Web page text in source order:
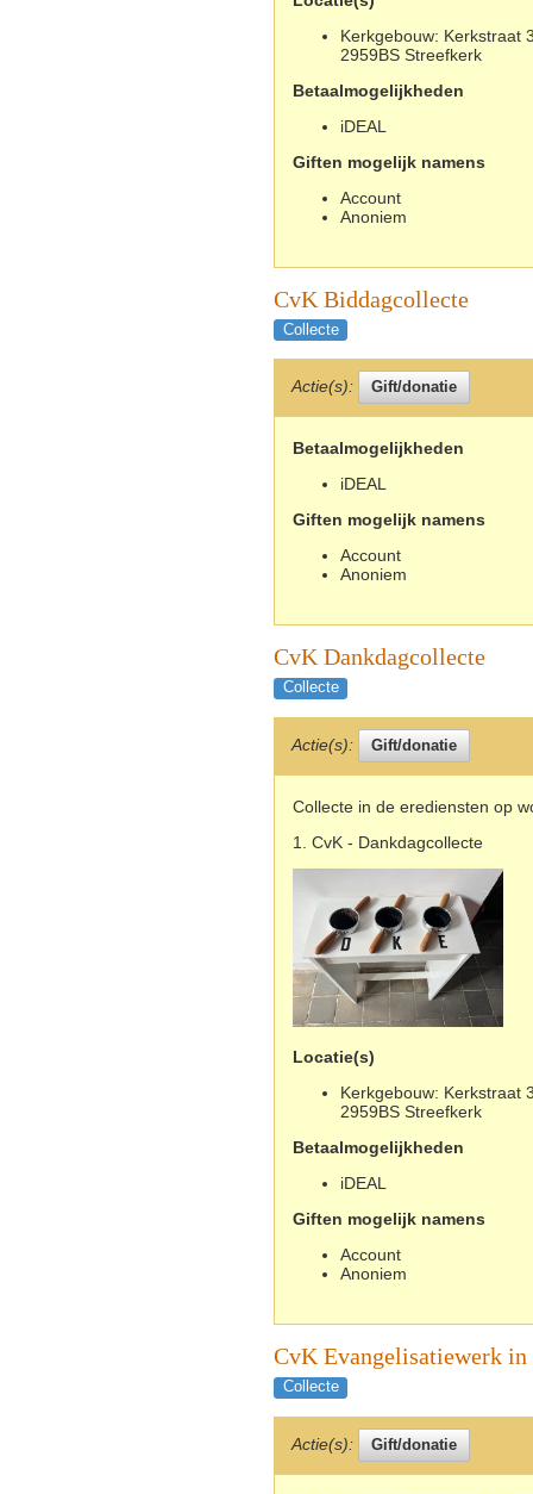
Kerkgebouw: Kerkstraat
2959BS Streefkerk
Betaalmogelijkheden
iDEAL
Giften mogelijk namens
Account
Anoniem
CvK Biddagcollecte
Collecte
Actie(s):
Betaalmogelijkheden
iDEAL
Giften mogelijk namens
Account
Anoniem
CvK Dankdagcollecte
Collecte
Actie(s):
Collecte in de erediensten op
1. CvK - Dankdagcollecte
Locatie(s)
Kerkgebouw: Kerkstraat
2959BS Streefkerk
Betaalmogelijkheden
iDEAL
Giften mogelijk namens
Account
Anoniem
CvK Evangelisatiewerk in
Collecte
Actie(s):